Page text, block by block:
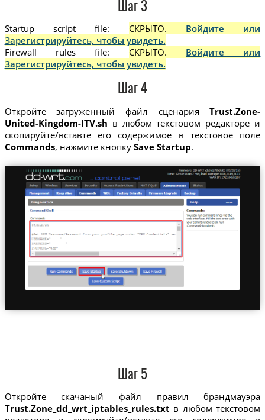
Шаг 3
Startup script file: СКРЫТО. Войдите или
Зарегистрируйтесь, чтобы увидеть.
Firewall rules file:
СКРЫТО. Войдите или
Зарегистрируйтесь, чтобы увидеть.
Шаг 4
Откройте загруженный файл сценарияTrust.Zone-
United-Kingdom-ITV.sh в любом текстовом редакторе и
скопируйте/вставте его содержимое в текстовое поле
Commands, нажмите кнопку Save Startup.
Шаг 5
Откройте скачаный файл правил брандмауэра
Trust.Zone_dd_wrt_iptables_rules.txt в любом текстовом